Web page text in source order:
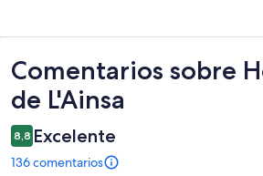
Comentarios
Comentarios sobre
de L'Ainsa
8,8 Excelente
136 comentarios